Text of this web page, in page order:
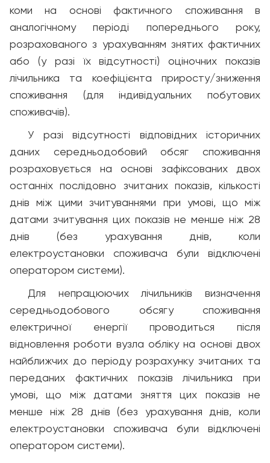
коми на основі фактичного споживання в
аналогічному періоді попереднього року,
розрахованого з урахуванням знятих фактичних
або (у разі їх відсутності) оціночних показів
лічильника та коефіцієнта приросту/зниження
споживання (для індивідуальних побутових
споживачів).
У разі відсутності відповідних історичних
даних середньодобовий обсяг споживання
розраховується на основі зафіксованих двох
останніх послідовно зчитаних показів, кількості
днів між цими зчитуваннями при умові, що між
датами зчитування цих показів не менше ніж 28
днів (без урахування днів, коли
електроустановки споживача були відключені
оператором системи).
Для непрацюючих лічильників визначення
середньодобового обсягу споживання
електричної енергії проводиться після
відновлення роботи вузла обліку на основі двох
найближчих до періоду розрахунку зчитаних та
переданих фактичних показів лічильника при
умові, що між датами зняття цих показів не
менше ніж 28 днів (без урахування днів, коли
електроустановки споживача були відключені
оператором системи).